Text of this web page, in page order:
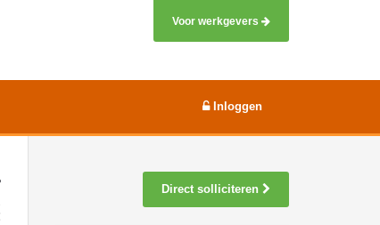
Voor werkgevers
Inloggen
Direct solliciteren